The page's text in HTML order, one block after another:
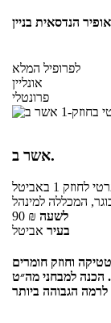
אופיר הנדסאית בניין
לפרופיל המלא
אונליין
פרונטלי
אשר ב.
לחוזק 1
באביטל
המכללה למינהל
90 ₪ לשעה
בעיר אביטל
וחוזק חומרים